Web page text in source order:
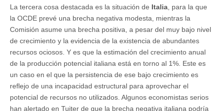
La tercera cosa destacada es la situación de Italia, para la que
la OCDE prevé una brecha negativa modesta, mientras la
Comisión asume una brecha positiva, a pesar del muy bajo nivel
de crecimiento y la evidencia de la existencia de abundantes
recursos ociosos. Y es que la estimación del crecimiento anual
de la producción potencial italiana está en torno al 1%. Este es
un caso en el que la persistencia de ese bajo crecimiento es
reflejo de una incapacidad estructural para aprovechar el
potencial de recursos no utilizados. Algunos economistas serios
han alertado en Tuiter de que la brecha negativa italiana podría